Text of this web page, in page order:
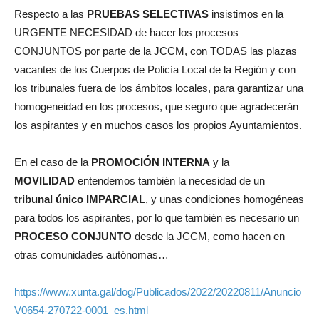
Respecto a las PRUEBAS SELECTIVAS insistimos en la
URGENTE NECESIDAD de hacer los procesos
CONJUNTOS por parte de la JCCM, con TODAS las plazas
vacantes de los Cuerpos de Policía Local de la Región y con
los tribunales fuera de los ámbitos locales, para garantizar una
homogeneidad en los procesos, que seguro que agradecerán
los aspirantes y en muchos casos los propios Ayuntamientos.
En el caso de la PROMOCIÓN INTERNA y la
MOVILIDAD entendemos también la necesidad de un
tribunal único IMPARCIAL, y unas condiciones homogéneas
para todos los aspirantes, por lo que también es necesario un
PROCESO CONJUNTO desde la JCCM, como hacen en
otras comunidades autónomas…
https://www.xunta.gal/dog/Publicados/2022/20220811/Anuncio
V0654-270722-0001_es.html